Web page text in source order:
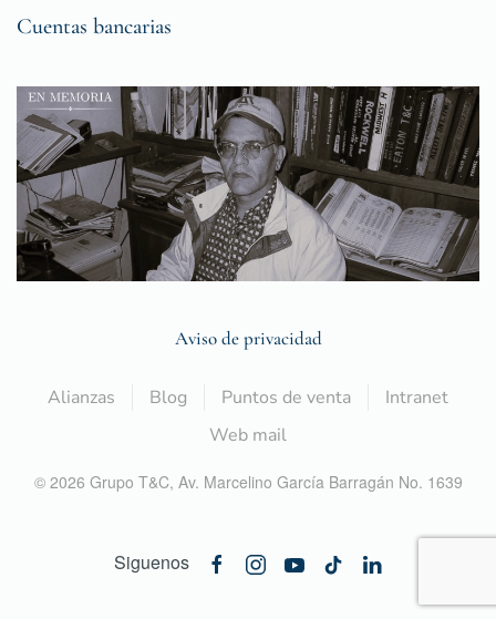
Cuentas bancarias
Aviso de privacidad
Alianzas Blog Puntos de venta
Intranet
Web mail
© 2026 Grupo T&C, Av. Marcelino García Barragán No. 1639
Siguenos